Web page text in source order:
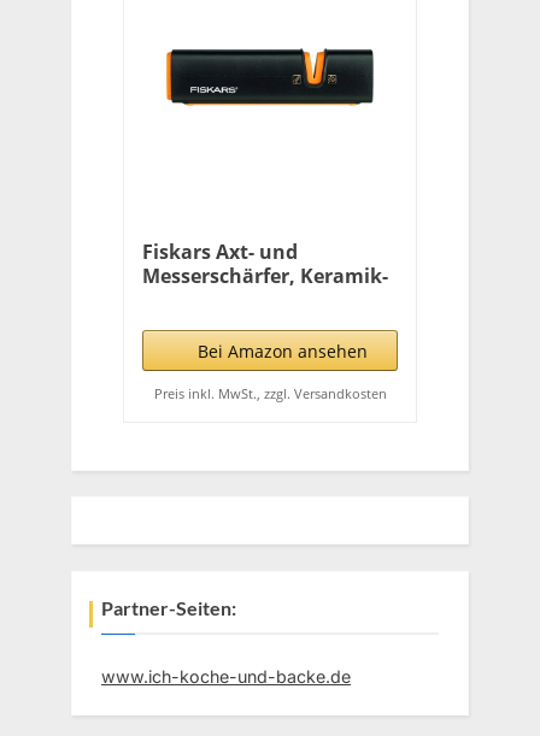
Fiskars Axt- und
Messerschärfer, Keramik-
glasfaserverstärktem
Kunststoff,
Schwarz/Orange, Xsharp,
1000601
Bei Amazon ansehen
Preis inkl. MwSt., zzgl. Versandkosten
Partner-Seiten:
www.ich-koche-und-backe.de